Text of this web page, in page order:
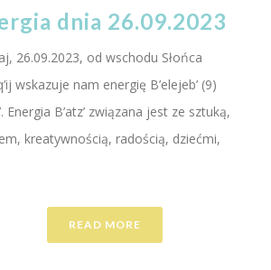
dnia 26.09.2023
26.09.2023, od wschodu Słońca
wskazuje nam energię B’elejeb’ (9)
Energia B’atz’ związana jest ze sztuką,
kreatywnością, radością, dziećmi,
READ MORE